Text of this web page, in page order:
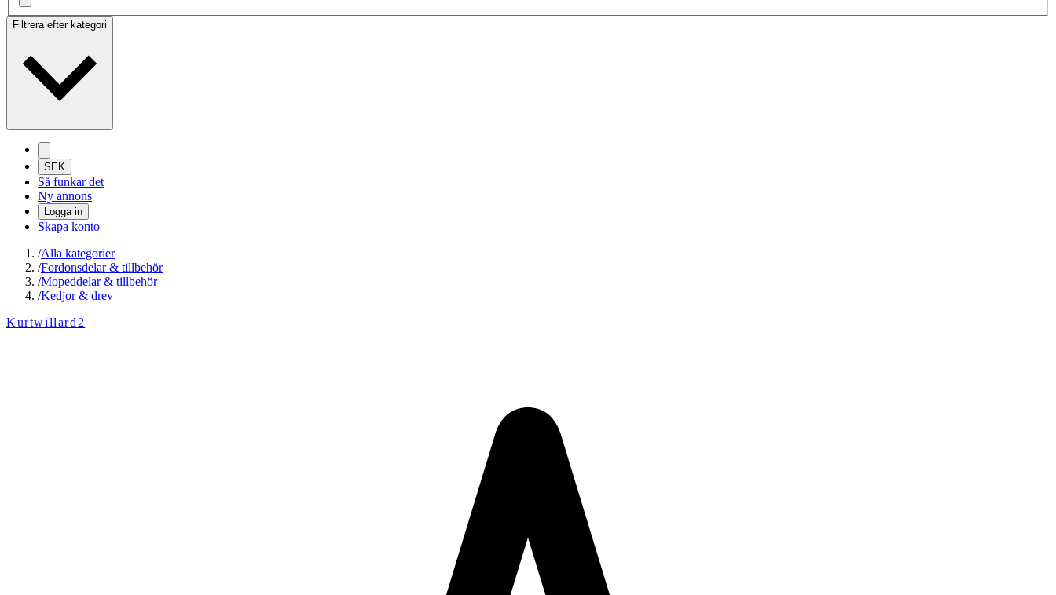
Filtrera efter kategori
SEK
Så funkar det
Ny annons
Logga in
Skapa konto
/Alla kategorier
/Fordonsdelar & tillbehör
/Mopeddelar & tillbehör
/Kedjor & drev
Kurtwillard2